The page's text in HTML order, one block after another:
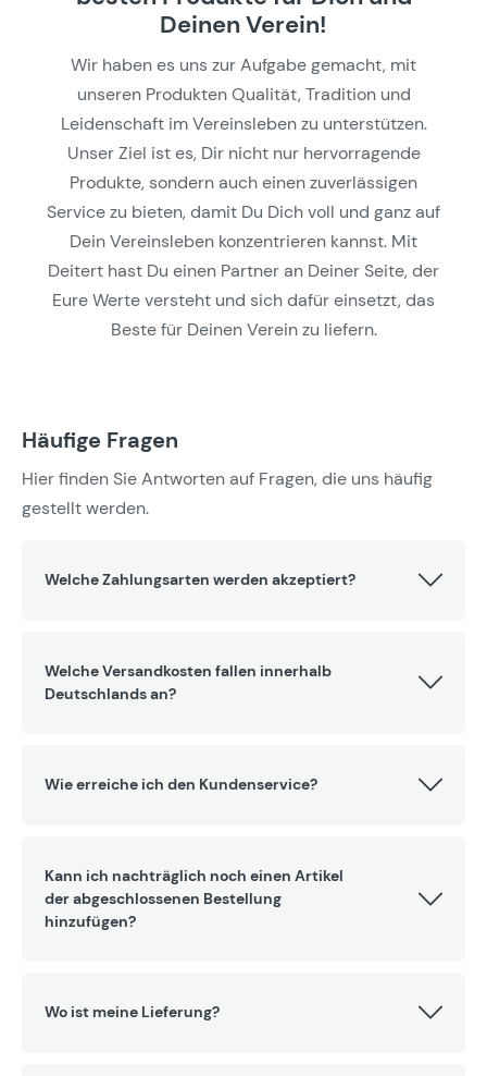
Deinen Verein!
Wir haben es uns zur Aufgabe gemacht, mit
unseren Produkten Qualität, Tradition und
Leidenschaft im Vereinsleben zu unterstützen.
Unser Ziel ist es, Dir nicht nur hervorragende
Produkte, sondern auch einen zuverlässigen
Service zu bieten, damit Du Dich voll und ganz auf
Dein Vereinsleben konzentrieren kannst. Mit
Deitert hast Du einen Partner an Deiner Seite, der
Eure Werte versteht und sich dafür einsetzt, das
Beste für Deinen Verein zu liefern.
Häufige Fragen
Hier finden Sie Antworten auf Fragen, die uns häufig
gestellt werden.
Welche Zahlungsarten werden akzeptiert?
Welche Versandkosten fallen innerhalb
Deutschlands an?
Wie erreiche ich den Kundenservice?
Kann ich nachträglich noch einen Artikel
der abgeschlossenen Bestellung
hinzufügen?
Wo ist meine Lieferung?